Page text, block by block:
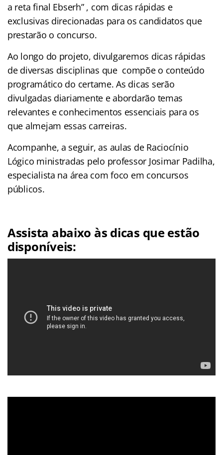
a reta final Ebserh” , com dicas rápidas e
exclusivas direcionadas para os candidatos que
prestarão o concurso.
Ao longo do projeto, divulgaremos dicas rápidas
de diversas disciplinas que compõe o conteúdo
programático do certame. As dicas serão
divulgadas diariamente e abordarão temas
relevantes e conhecimentos essenciais para os
que almejam essas carreiras.
Acompanhe, a seguir, as aulas de Raciocínio
Lógico ministradas pelo professor Josimar Padilha,
especialista na área com foco em concursos
públicos.
Assista abaixo às dicas que estão
disponíveis: